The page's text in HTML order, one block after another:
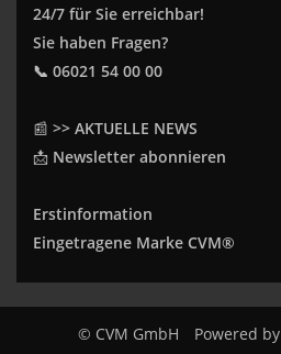
24/7 für Sie erreichbar!
Sie haben Fragen?
📞 06021 54 00 00
📰 >> AKTUELLE NEWS
📩 Newsletter abonnieren
Erstinformation
Eingetragene Marke CVM®
© CVM GmbH Powered by